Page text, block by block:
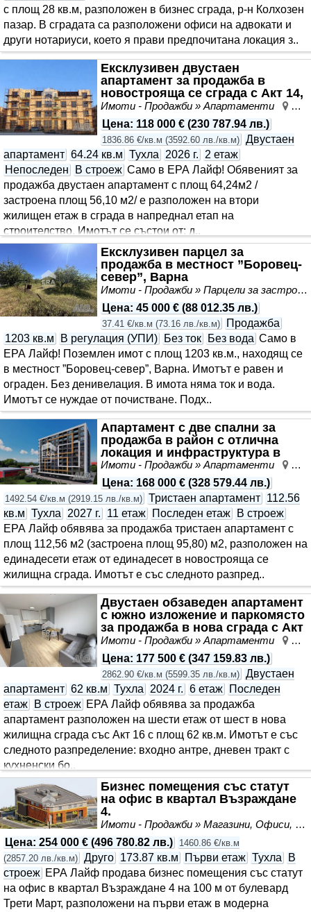
с площ 28 кв.м, разположен в бизнес сграда, р-н Колхозен
пазар. В сградата са разположени офиси на адвокати и
други нотариуси, което я прави предпочитана локация з..
Ексклузивен двустаен
апартамент за продажба в
новострояща се сграда с Акт 14,
местност Пчелина, Варн..
Имоти - Продажби » Апартаменти
м.
Цена: 118 000 € (230 787.94 лв.)
1836.86 €/кв.м (3592.60 лв./кв.м) Двустаен
апартамент 64.24 кв.м Тухла 2026 г.
2 етаж
Непоследен
В строеж Само в ЕРА Лайф! Обявеният за
продажба двустаен апартамент с площ 64,24м2 /
застроена площ 56,10 м2/ е разположен на втори
жилищен етаж в сграда в напреднал етап на
строителство. Имотът се състои от: д..
Ексклузивен парцел за
продажба в местност ”Боровец-
север”, Варна
Имоти - Продажби » Парцели за застрояване, Инвестиционни проекти
Цена: 45 000 € (88 012.35 лв.)
37.41 €/кв.м (73.16 лв./кв.м)
Продажба
1203 кв.м
В регулация (УПИ) Без ток Без вода Само в
ЕРА Лайф! Поземлен имот с площ 1203 кв.м., находящ се
в местност ”Боровец-север”, Варна. Имотът е равен и
ограден. Без денивелация. В имота няма ток и вода.
Имотът се нуждае от почистване. Подх..
Апартамент с две спални за
продажба в район с отлична
локация и инфраструктура в
новострояща се жили..
Имоти - Продажби » Апартаменти
Цена: 168 000 € (328 579.44 лв.)
1492.54 €/кв.м (2919.15 лв./кв.м) Тристаен апартамент 112.56
кв.м Тухла 2027 г. 11 етаж Последен етаж
В строеж
ЕРА Лайф обявява за продажба тристаен апартамент с
площ 112,56 м2 (застроена площ 95,80) м2, разположен на
единадесети етаж от единадесет в новострояща се
жилищна сграда. Имотът е със следното разпред..
Двустаен обзаведен апартамент
с южно изложение и паркомясто
за продажба в нова сграда с Акт
16, райо..
Имоти - Продажби » Апартаменти
Цена: 177 500 € (347 159.83 лв.)
2862.90 €/кв.м (5599.35 лв./кв.м) Двустаен
апартамент 62 кв.м Тухла 2024 г. 6 етаж
Последен
етаж
В строеж ЕРА Лайф обявява за продажба
апартамент разположен на шести етаж от шест в нова
жилищна сграда със Акт 16 с площ 62 кв.м. Имотът е със
следното разпределение: входно антре, дневен тракт с
кухненски бо..
Бизнес помещения със статут
на офис в квартал Възраждане
4.
Имоти - Продажби » Магазини, Офиси, Кабинети, Салони
Цена: 254 000 € (496 780.82 лв.)
1460.86 €/кв.м
(2857.20 лв./кв.м) Друго 173.87 кв.м Първи етаж Тухла
В
строеж ЕРА Лайф продава бизнес помещения със статут
на офис в квартал Възраждане 4 на 100 м от булевард
Трети Март, разположени на първи етаж в модерна